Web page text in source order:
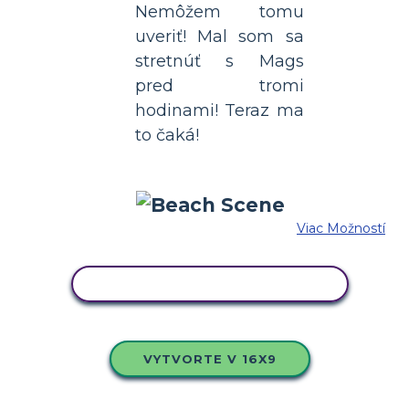
Nemôžem tomu
uveriť! Mal som sa
stretnúť s Mags
pred tromi
hodinami! Teraz ma
to čaká!
Viac Možností
VYTVORTE V 16X9